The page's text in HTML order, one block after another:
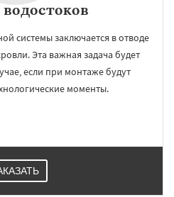
Обухово
Решетниково
Уваровка
системы заключается в отводе
Эта важная задача будет
если при монтаже будут
моменты.
персональных данных